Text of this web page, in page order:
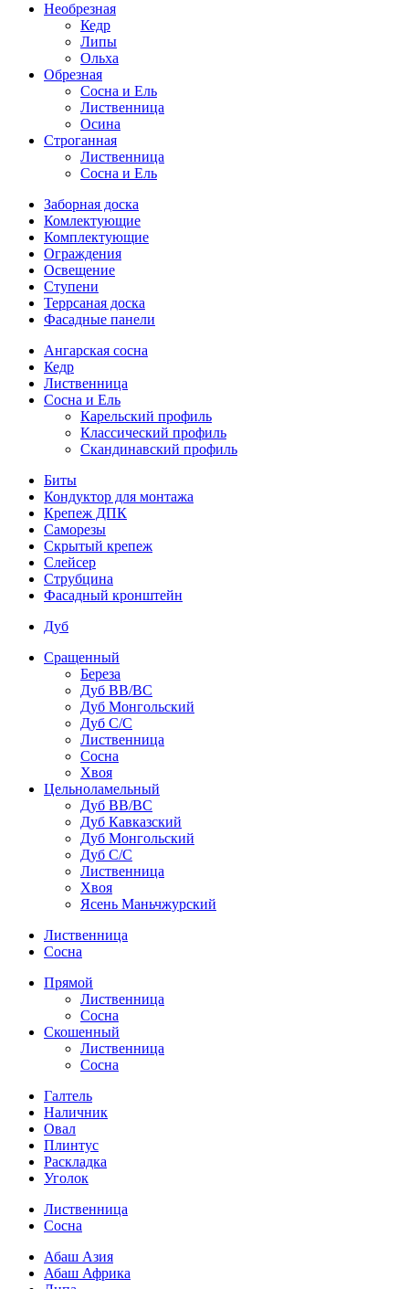
Необрезная
Кедр
Липы
Ольха
Обрезная
Cосна и Ель
Лиственница
Осина
Строганная
Лиственница
Сосна и Ель
Заборная доска
Комлектующие
Комплектующие
Ограждения
Освещение
Ступени
Террсаная доска
Фасадные панели
Ангарская сосна
Кедр
Лиственница
Сосна и Ель
Карельский профиль
Классический профиль
Скандинавский профиль
Биты
Кондуктор для монтажа
Крепеж ДПК
Саморезы
Скрытый крепеж
Слейсер
Струбцина
Фасадный кронштейн
Дуб
Сращенный
Береза
Дуб ВВ/ВС
Дуб Монгольский
Дуб С/С
Лиственница
Сосна
Хвоя
Цельноламельный
Дуб ВВ/ВС
Дуб Кавказский
Дуб Монгольский
Дуб С/С
Лиственница
Хвоя
Ясень Маньчжурский
Лиственница
Сосна
Прямой
Лиственница
Сосна
Скошенный
Лиственница
Сосна
Галтель
Наличник
Овал
Плинтус
Раскладка
Уголок
Лиственница
Сосна
Абаш Азия
Абаш Африка